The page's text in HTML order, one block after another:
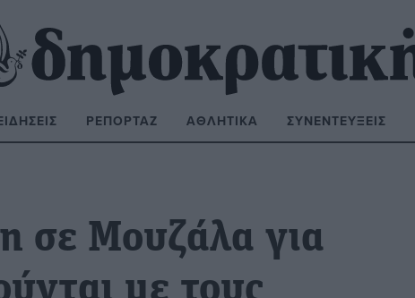
ΡΕΠΟΡΤΆΖ ΑΘΛΗΤΙΚΆ ΣΥΝΕΝΤΕΎΞΕΙΣ
σε Μουζάλα για